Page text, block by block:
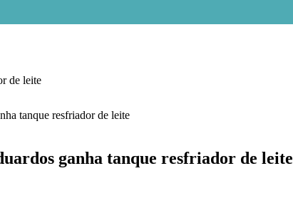
de leite
ganha tanque resfriador de leite